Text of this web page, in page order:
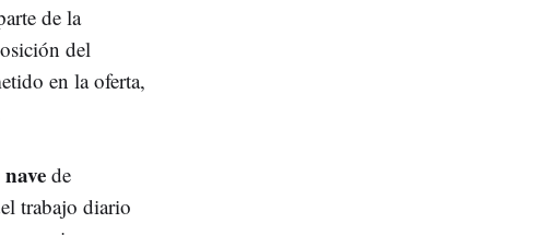
de la
del
en la oferta,
de
trabajo diario